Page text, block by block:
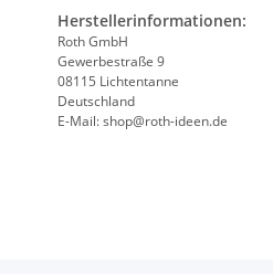
Herstellerinformationen:
Roth GmbH
Gewerbestraße 9
08115 Lichtentanne
Deutschland
E-Mail: shop@roth-ideen.de